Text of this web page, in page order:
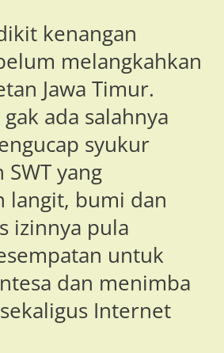
kenangan
melangkahkan
Jawa Timur.
ada salahnya
syukur
yang
langit, bumi dan
izinnya pula
untuk
dan menimba
Internet